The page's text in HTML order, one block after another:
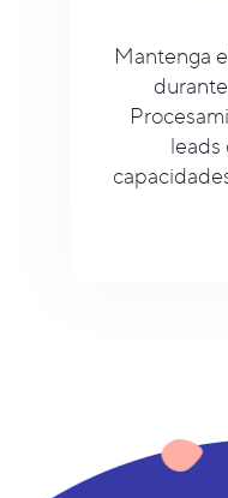
Mantenga
leads